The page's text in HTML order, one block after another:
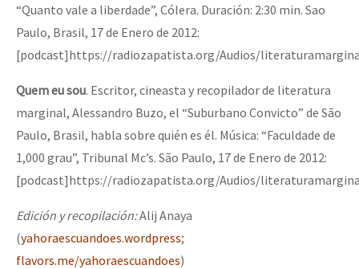
“Quanto vale a liberdade”, Cólera. Duración: 2:30 min. Sao
Paulo, Brasil, 17 de Enero de 2012:
[podcast]https://radiozapatista.org/Audios/
Quem eu sou. Escritor, cineasta y recopilador de literatura
marginal, Alessandro Buzo, el “Suburbano Convicto” de São
Paulo, Brasil, habla sobre quién es él. Música: “Faculdade de
1,000 grau”, Tribunal Mc’s. São Paulo, 17 de Enero de 2012:
[podcast]https://radiozapatista.org/Audios/
Edición y recopilación:Alij Anaya
(yahoraescuandoes.wordpress;
flavors.me/yahoraescuandoes)